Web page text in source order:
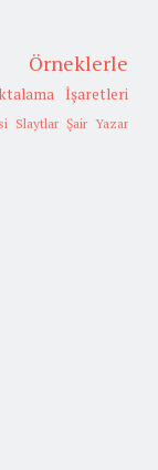
Örneklerle
İşaretleri
Slaytlar Şair Yazar